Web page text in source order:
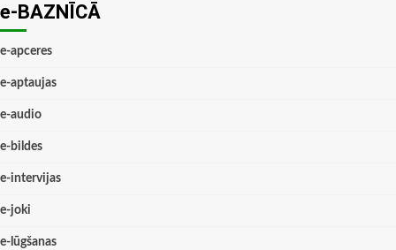
e-BAZNĪCĀ
e-apceres
e-aptaujas
e-audio
e-bildes
e-intervijas
e-joki
e-lūgšanas